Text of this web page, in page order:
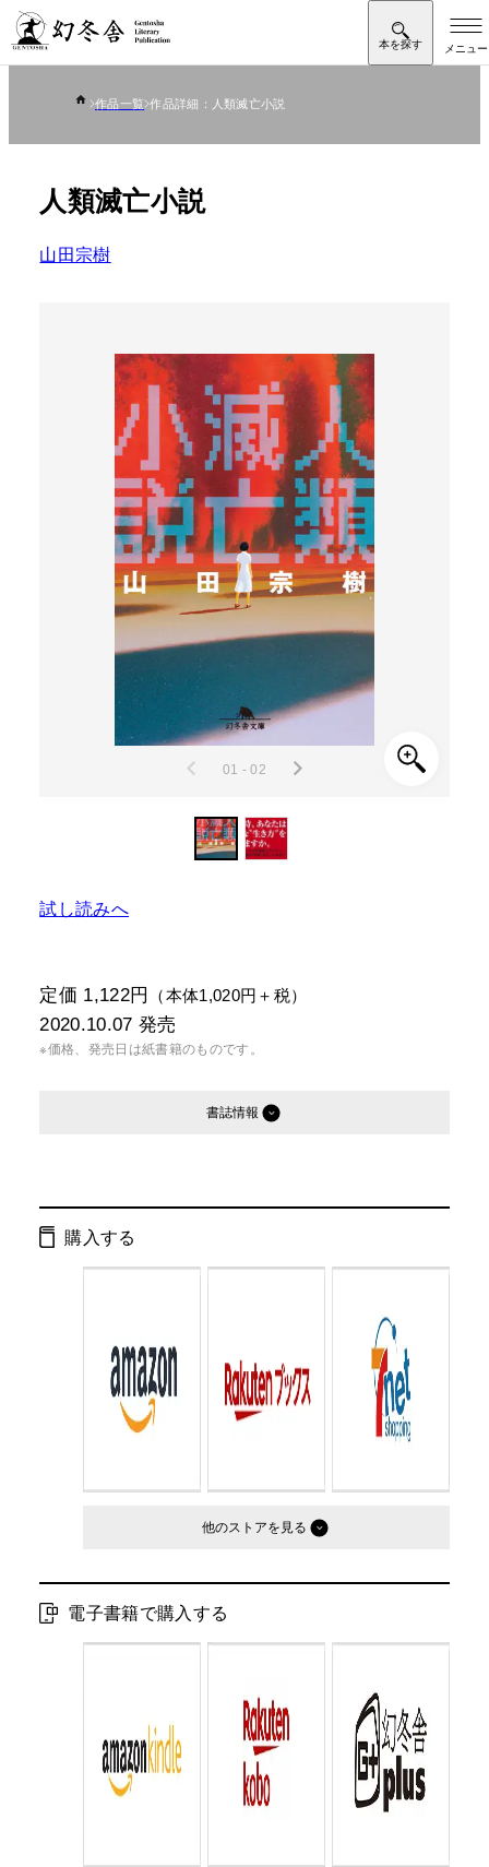
作品一覧 作品詳細：人類滅亡小説
人類滅亡小説
山田宗樹
01 - 02
試し読みへ
定価 1,122円 （本体1,020円＋税）
2020.10.07 発売
※価格、発売日は紙書籍のものです。
書誌情報
ISBN：
購入する
他のストア
電子書籍で購入する